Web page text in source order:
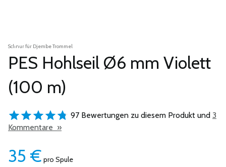
Schnur für Djembe Trommel
PES Hohlseil Ø6 mm Violett
(100 m)
97 Bewertungen zu diesem Produkt und 3
Kommentare »
35 € pro Spule